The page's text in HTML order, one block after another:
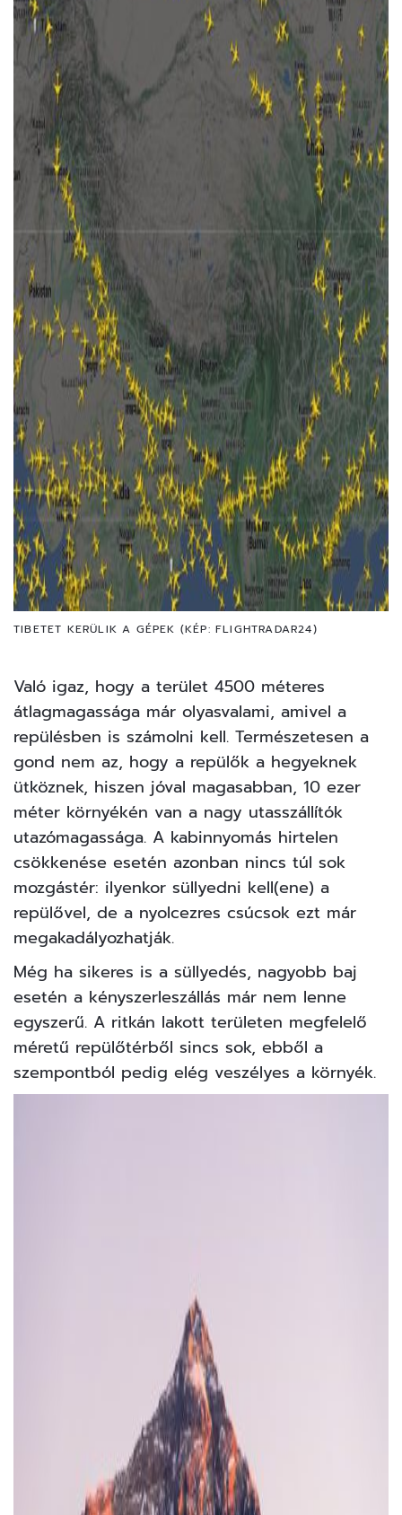
TIBETET KERÜLIK A GÉPEK (KÉP: FLIGHTRADAR24)
Való igaz, hogy a terület 4500 méteres
átlagmagassága már olyasvalami, amivel a
repülésben is számolni kell. Természetesen a
gond nem az, hogy a repülők a hegyeknek
ütköznek, hiszen jóval magasabban, 10 ezer
méter környékén van a nagy utasszállítók
utazómagassága. A kabinnyomás hirtelen
csökkenése esetén azonban nincs túl sok
mozgástér: ilyenkor süllyedni kell(ene) a
repülővel, de a nyolcezres csúcsok ezt már
megakadályozhatják.
Még ha sikeres is a süllyedés, nagyobb baj
esetén a kényszerleszállás már nem lenne
egyszerű. A ritkán lakott területen megfelelő
méretű repülőtérből sincs sok, ebből a
szempontból pedig elég veszélyes a környék.